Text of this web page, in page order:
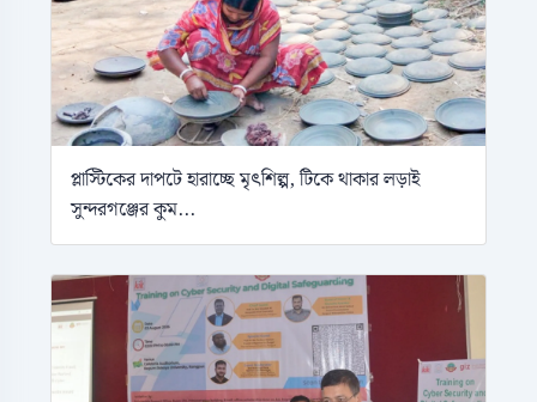
প্লাস্টিকের দাপটে হারাচ্ছে মৃৎশিল্প, টিকে থাকার লড়াই
সুন্দরগঞ্জের কুম...